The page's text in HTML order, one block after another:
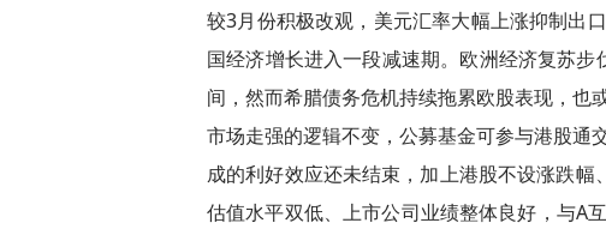
较3月份积极改观，美元汇率大幅上涨抑制出
国经济增长进入一段减速期。欧洲经济复苏
间，然而希腊债务危机持续拖累欧股表现，也
市场走强的逻辑不变，公募基金可参与港股通
成的利好效应还未结束，加上港股不设涨跌
估值水平双低、上市公司业绩整体良好，与A